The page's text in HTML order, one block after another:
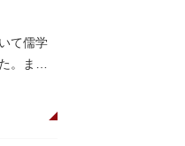
て儒学
。ま